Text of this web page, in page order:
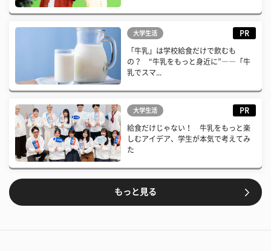
大学生活 PR
「牛乳」は学校給食だけで飲むも
の？ “牛乳をもっと身近に”――「牛
乳でスマ...
大学生活 PR
給食だけじゃない！ 牛乳をもっと楽
しむアイデア、学生が本気で考えてみ
た
もっと見る